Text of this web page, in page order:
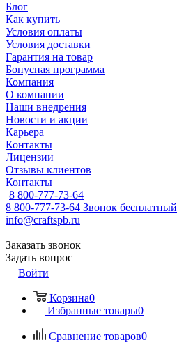
Блог
Как купить
Условия оплаты
Условия доставки
Гарантия на товар
Бонусная программа
Компания
О компании
Наши внедрения
Новости и акции
Карьера
Контакты
Лицензии
Отзывы клиентов
Контакты
8 800-777-73-64
8 800-777-73-64 Звонок бесплатный
info@craftspb.ru
Заказать звонок
Задать вопрос
Войти
Корзина0
Избранные товары0
Сравнение товаров0